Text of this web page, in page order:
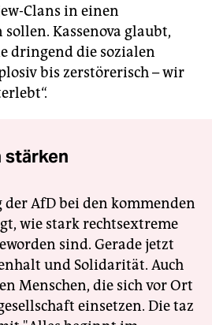
Clans in einen
Kassenova glaubt,
dringend die sozialen
bis zerstörerisch – wir
stärken
AfD bei den kommenden
wie stark rechtsextreme
sind. Gerade jetzt
und Solidarität. Auch
Menschen, die sich vor Ort
einsetzen. Die taz